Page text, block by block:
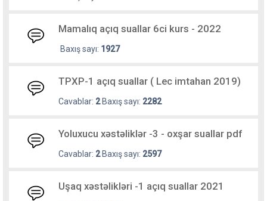
Mamalıq açıq suallar 6ci kurs - 2022
Baxış sayı: 1927
TPXP-1 açıq suallar ( Lec imtahan 2019)
Cavablar: 2Baxış sayı: 2282
Yoluxucu xəstəliklər -3 - oxşar suallar pdf
Cavablar: 2Baxış sayı: 2597
Uşaq xəstəlikləri -1 açıq suallar 2021